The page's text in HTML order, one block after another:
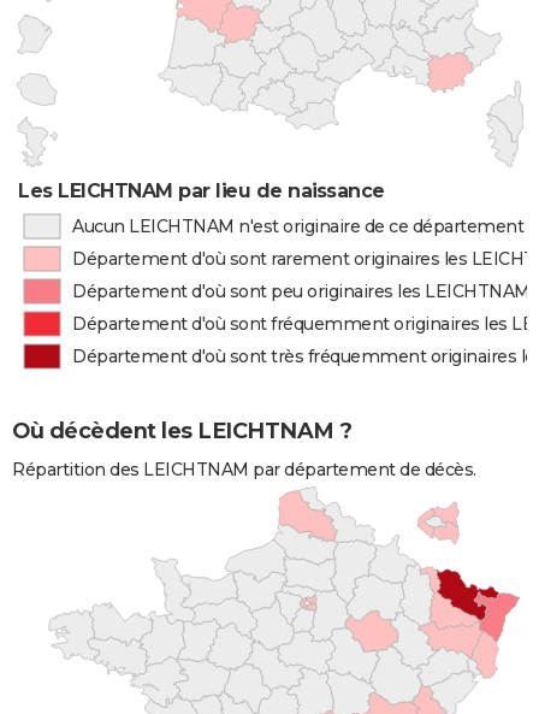
Les LEICHTNAM par lieu de naissance
Aucun LEICHTNAM n'est originaire de ce département
Département d'où sont rarement originaires les
Département d'où sont peu originaires les LEICHTNAM
Département d'où sont fréquemment originaires les
Département d'où sont très fréquemment originaires
Où décèdent les LEICHTNAM ?
Répartition des LEICHTNAM par département de décès.